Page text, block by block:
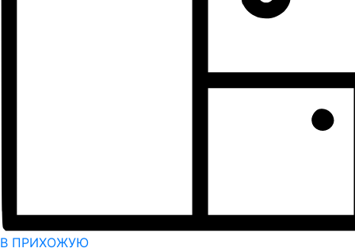
В ПРИХОЖУЮ